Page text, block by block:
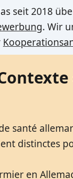
seit 2018
. Wir
santé
distinctes
en